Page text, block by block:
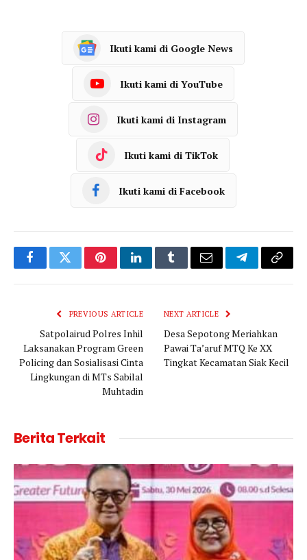
Ikuti kami di Google News
Ikuti kami di YouTube
Ikuti kami di Instagram
Ikuti kami di TikTok
Ikuti kami di Facebook
FacebookTwitterPinterestLinkedInTumblrEmail TelegramCopy
PREVIOUS ARTICLE
Satpolairud Polres Inhil
Laksanakan Program Green
Policing dan Sosialisasi Cinta
Lingkungan di MTs Sabilal
Muhtadin
NEXT ARTICLE
Desa Sepotong Meriahkan
Pawai Ta’aruf MTQ Ke XX
Tingkat Kecamatan Siak Kecil
Berita Terkait